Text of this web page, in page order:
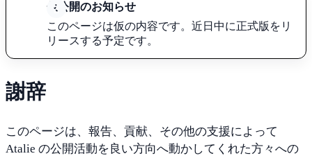
仮 公開のお知らせ
このページは仮の内容です。 近日 中に正式版を リ
リースする予定です。
謝辞
このページは、 報告、 貢献、 その他の支援によって
Atalie の公開活動を良い方向へ動かしてくれた方々への